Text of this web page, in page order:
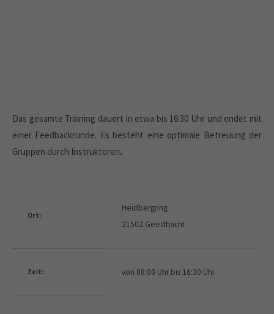
Das gesamte Training dauert in etwa bis 16:30 Uhr und endet mit
einer Feedbackrunde. Es besteht eine optimale Betreuung der
Gruppen durch Instruktoren.
Ort:
Heidbergring
21502 Geesthacht
Zeit: von 08:00 Uhr bis 16:30 Uhr